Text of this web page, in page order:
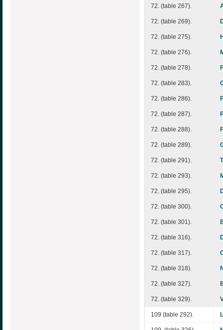
72. (table 267).
72. (table 269).
72. (table 275).
72. (table 276).
72. (table 278).
72. (table 283).
72. (table 286).
72. (table 287).
72. (table 288).
72. (table 289).
72. (table 291).
72. (table 293).
72. (table 295).
72. (table 300).
72. (table 301).
72. (table 316).
72. (table 317).
72. (table 318).
72. (table 327).
72. (table 329).
109 (table 292).